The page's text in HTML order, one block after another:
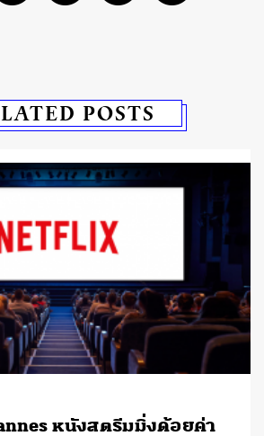
POSTS
หนังสตรีมมิ่งด้อยค่า